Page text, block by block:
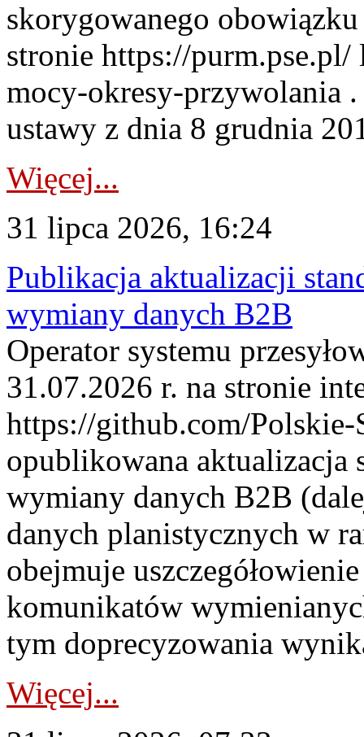
skorygowanego
stronie https://
mocy-okresy-przywolania
ustawy z dnia 8 grudnia
Więcej...
31 lipca 2026, 16:24
Publikacja aktualizacji
wymiany danych B2B
Operator systemu
31.07.2026 r. na stronie
https://github.com/Polskie-
opublikowana aktualizacja
wymiany danych B2B
danych planistycznych w
obejmuje
komunikatów
tym doprecyzowania
Więcej...